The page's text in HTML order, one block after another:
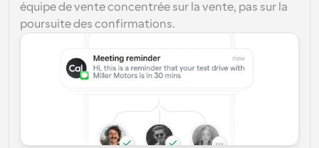
équipe de vente concentrée sur la vente, pas sur la
poursuite des confirmations.